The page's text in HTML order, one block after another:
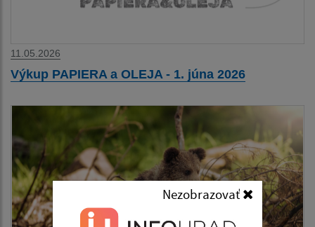
Nezobrazovať
11.05.2026
Výkup PAPIERA a OLEJA - 1. júna 2026